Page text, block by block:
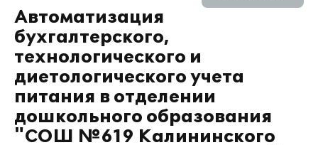
Автоматизация
бухгалтерского,
технологического и
диетологического учета
питания в отделении
дошкольного образования
"СОШ №619 Калининского